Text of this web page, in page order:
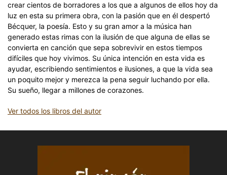
crear cientos de borradores a los que a algunos de ellos hoy da
luz en esta su primera obra, con la pasión que en él despertó
Bécquer, la poesía. Esto y su gran amor a la música han
generado estas rimas con la ilusión de que alguna de ellas se
convierta en canción que sepa sobrevivir en estos tiempos
difíciles que hoy vivimos. Su única intención en esta vida es
ayudar, escribiendo sentimientos e ilusiones, a que la vida sea
un poquito mejor y merezca la pena seguir luchando por ella.
Su sueño, llegar a millones de corazones.
Ver todos los libros del autor